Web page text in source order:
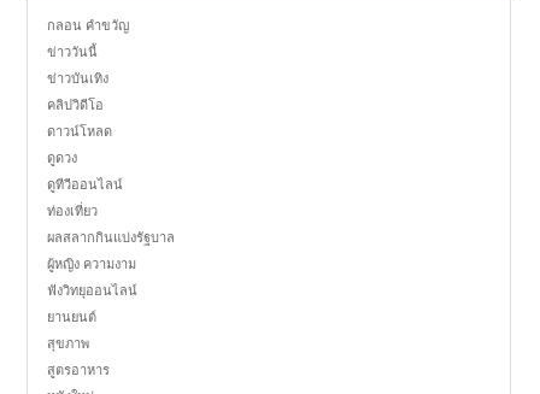
กลอน คำขวัญ
ข่าววันนี้
ข่าวบันเทิง
คลิปวิดีโอ
ดาวน์โหลด
ดูดวง
ดูทีวีออนไลน์
ท่องเที่ยว
ผลสลากกินแบ่งรัฐบาล
ผู้หญิง ความงาม
ฟังวิทยุออนไลน์
ยานยนต์
สุขภาพ
สูตรอาหาร